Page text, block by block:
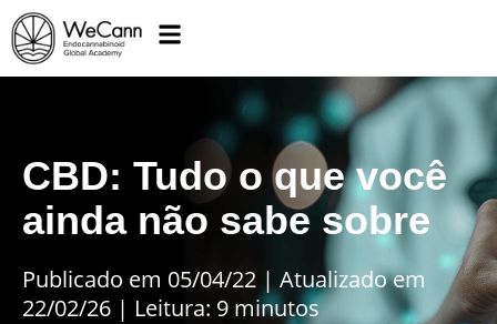
CBD: Tudo o que você
ainda não sabe sobre
Publicado em 05/04/22 | Atualizado em
22/02/26 | Leitura: 9 minutos